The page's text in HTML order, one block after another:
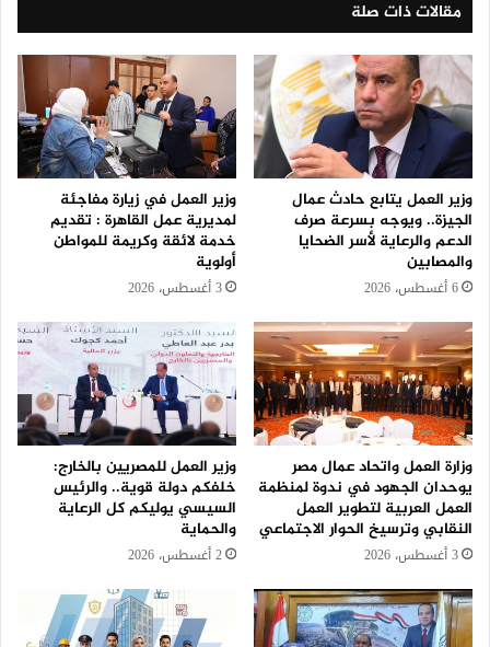
مقالات ذات صلة
وزير العمل يتابع حادث عمال
الجيزة.. ويوجه بسرعة صرف
الدعم والرعاية لأسر الضحايا
والمصابين
6 أغسطس، 2026
وزير العمل في زيارة مفاجئة
لمديرية عمل القاهرة : تقديم
خدمة لائقة وكريمة للمواطن
أولوية
3 أغسطس، 2026
وزارة العمل واتحاد عمال مصر
يوحدان الجهود في ندوة لمنظمة
العمل العربية لتطوير العمل
النقابي وترسيخ الحوار الاجتماعي
3 أغسطس، 2026
وزير العمل للمصريين بالخارج:
خلفكم دولة قوية.. والرئيس
السيسي يوليكم كل الرعاية
والحماية
2 أغسطس، 2026